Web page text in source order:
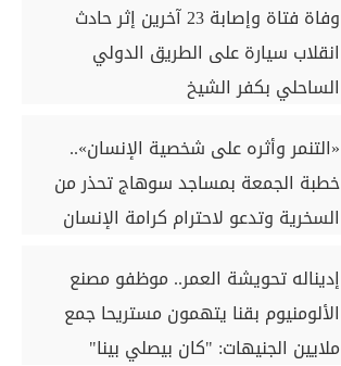
وفاة فتاة وإصابة 23 آخرين إثر حادث
انقلاب سيارة على الطريق الدولي
الساحلي بكفر الشيخ
«التنمر وأثره على شخصية الإنسان»..
خطبة الجمعة بمساجد سوهاج تحذر من
السخرية وتدعو لاحترام كرامة الإنسان
إديناله تحويشة العمر.. موظفو مصنع
الألومنيوم بقنا يتهمون مستريحا جمع
ملايين الجنيهات: "كان بيصلي بينا"